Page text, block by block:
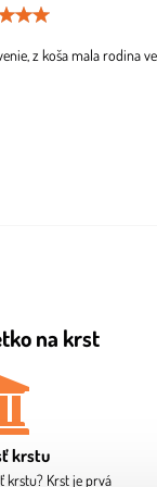
/
5
z koša mala rodina
na krst
krstu
krstu? Krst je prvá